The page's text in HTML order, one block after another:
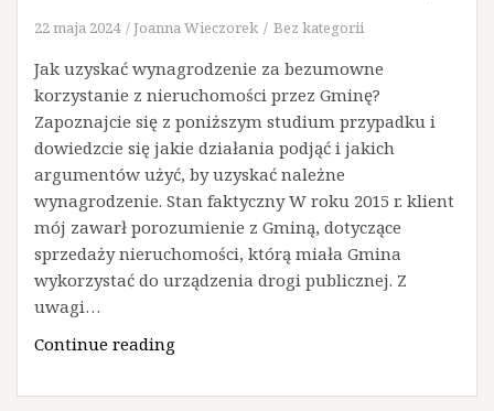
22 maja 2024 Joanna Wieczorek Bez kategorii
Jak uzyskać wynagrodzenie za bezumowne
korzystanie z nieruchomości przez Gminę?
Zapoznajcie się z poniższym studium przypadku i
dowiedzcie się jakie działania podjąć i jakich
argumentów użyć, by uzyskać należne
wynagrodzenie. Stan faktyczny W roku 2015 r. klient
mój zawarł porozumienie z Gminą, dotyczące
sprzedaży nieruchomości, którą miała Gmina
wykorzystać do urządzenia drogi publicznej. Z
uwagi…
Continue reading
wynagrodzenie